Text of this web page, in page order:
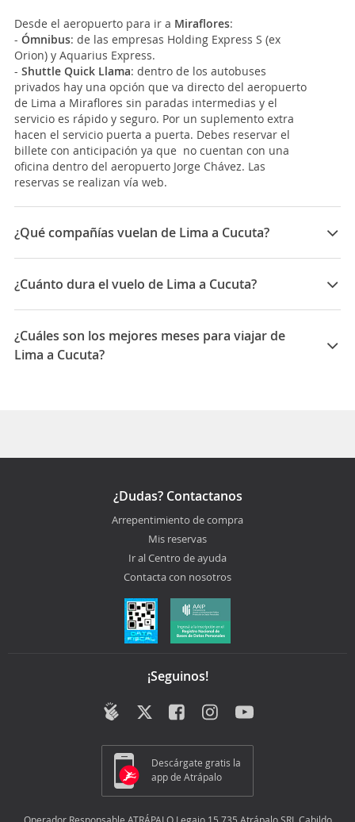
Desde el aeropuerto para ir a Miraflores:
- Ómnibus: de las empresas Holding Express S (ex
Orion) y Aquarius Express.
- Shuttle Quick Llama: dentro de los autobuses
privados hay una opción que va directo del aeropuerto
de Lima a Miraflores sin paradas intermedias y el
servicio es rápido y seguro. Por un suplemento extra
hacen el servicio puerta a puerta. Debes reservar el
billete con anticipación ya que no cuentan con una
oficina dentro del aeropuerto Jorge Chávez. Las
reservas se realizan vía web.
¿Qué compañías vuelan de Lima a Cucuta?
Las compañías que vuelan de Lima a Cucuta son:
Avianca, LATAM Airlines, Copa Airlines, Viva Air
Colombia, JetSmart Peru
¿Cuánto dura el vuelo de Lima a Cucuta?
La duración media para viajar entre Lima y Cucuta es
07:18
¿Cuáles son los mejores meses para viajar de
Lima a Cucuta?
¿Dudas? Contactanos
Arrepentimiento de compra
Mis reservas
Ir al Centro de ayuda
Contacta con nosotros
¡Seguinos!
Descárgate gratis la
app de Atrápalo
Operador Responsable ATRÁPALO Legajo 15.735 Atrápalo SRL Cabildo